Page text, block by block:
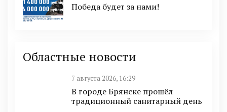
Победа будет за нами!
Областные новости
7 августа 2026, 16:29
В городе Брянске прошёл
традиционный санитарный день